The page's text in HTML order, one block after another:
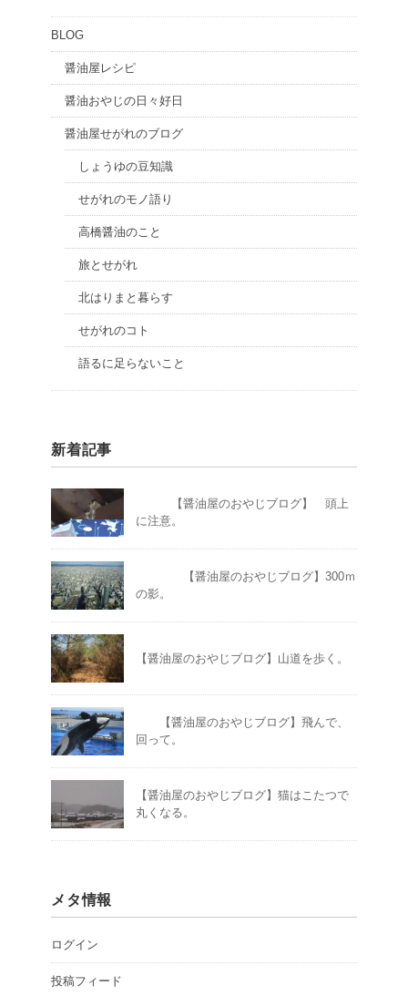
BLOG
醤油屋レシピ
醤油おやじの日々好日
醤油屋せがれのブログ
しょうゆの豆知識
せがれのモノ語り
高橋醤油のこと
旅とせがれ
北はりまと暮らす
せがれのコト
語るに足らないこと
新着記事
【醤油屋のおやじブログ】 頭上
に注意。
【醤油屋のおやじブログ】300ｍ
の影。
【醤油屋のおやじブログ】山道を歩く。
【醤油屋のおやじブログ】飛んで、
回って。
【醤油屋のおやじブログ】猫はこたつで
丸くなる。
メタ情報
ログイン
投稿フィード